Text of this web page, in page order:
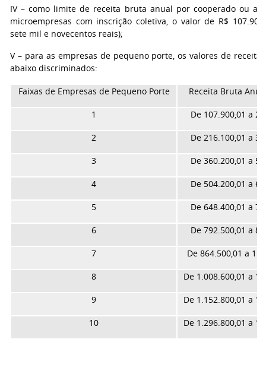
IV – como limite de receita bruta anual por cooperado ou
microempresas com inscrição coletiva, o valor de R$
sete mil e novecentos reais);
V – para as empresas de pequeno porte, os valores de
abaixo discriminados:
Faixas de Empresas de Pequeno Porte Receita Bruta
1 De 107.900,01 a
2 De 216.100,01 a
3 De 360.200,01 a
4 De 504.200,01 a
5 De 648.400,01 a
6 De 792.500,01 a
7 De 864.500,01 a
8 De 1.008.600,01 a
9 De 1.152.800,01 a
10 De 1.296.800,01 a